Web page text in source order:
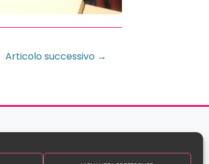
Articolo successivo →